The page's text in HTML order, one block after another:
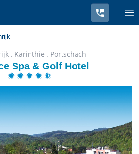
. Karinthië . Pörtschach
Spa & Golf Hotel